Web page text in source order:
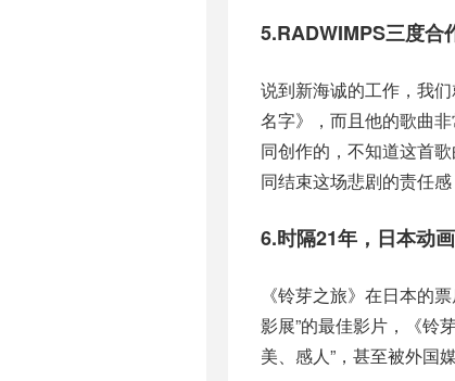
5.RADWIMPS三度合
说到新海诚的工作，我
名字》，而且他的歌曲
同创作的，不知道这首
同结束这场悲剧的责任感
6.时隔21年，日本动
《铃芽之旅》在日本的
影展”的最佳影片，《铃
美、感人”，甚至被外国